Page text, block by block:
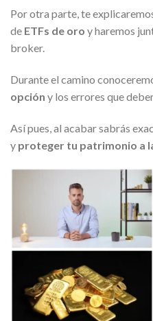
Por otra parte, te
de ETFs de oro y haremos
broker.
Durante el camino
opción y los errores que
Así pues, al acabar sabrás
y proteger tu patrimonio a